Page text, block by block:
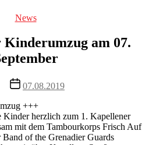
Categories
News
Kinderumzug am 07.
Post
date
07.08.2019
+++
herzlich zum 1. Kapellener
mit dem Tambourkorps Frisch Auf
of the Grenadier Guards